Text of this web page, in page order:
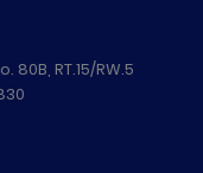
RT.15/RW.5